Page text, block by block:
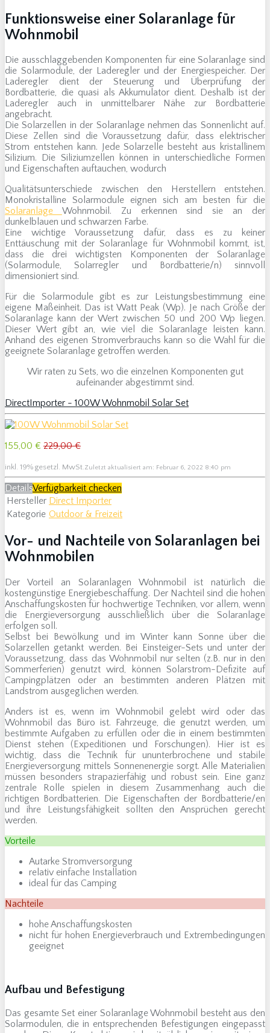
Funktionsweise einer Solaranlage für
Wohnmobil
Die ausschlaggebenden Komponenten für eine Solaranlage sind
die Solarmodule, der Laderegler und der Energiespeicher. Der
Laderegler dient der Steuerung und Überprüfung der
Bordbatterie, die quasi als Akkumulator dient. Deshalb ist der
Laderegler auch in unmittelbarer Nähe zur Bordbatterie
angebracht.
Die Solarzellen in der Solaranlage nehmen das Sonnenlicht auf.
Diese Zellen sind die Voraussetzung dafür, dass elektrischer
Strom entstehen kann. Jede Solarzelle besteht aus kristallinem
Silizium. Die Siliziumzellen können in unterschiedliche Formen
und Eigenschaften auftauchen, wodurch
Qualitätsunterschiede zwischen den Herstellern entstehen.
Monokristalline Solarmodule eignen sich am besten für die
Solaranlage Wohnmobil. Zu erkennen sind sie an der
dunkelblauen und schwarzen Farbe.
Eine wichtige Voraussetzung dafür, dass es zu keiner
Enttäuschung mit der Solaranlage für Wohnmobil kommt, ist,
dass die drei wichtigsten Komponenten der Solaranlage
(Solarmodule, Solarregler und Bordbatterie/n) sinnvoll
dimensioniert sind.
Für die Solarmodule gibt es zur Leistungsbestimmung eine
eigene Maßeinheit. Das ist Watt Peak (Wp). Je nach Größe der
Solaranlage kann der Wert zwischen 50 und 200 Wp liegen.
Dieser Wert gibt an, wie viel die Solaranlage leisten kann.
Anhand des eigenen Stromverbrauchs kann so die Wahl für die
geeignete Solaranlage getroffen werden.
Wir raten zu Sets, wo die einzelnen Komponenten gut
aufeinander abgestimmt sind.
DirectImporter - 100W Wohnmobil Solar Set
155,00 € 229,00 €
inkl. 19% gesetzl. MwSt.Zuletzt aktualisiert am: Februar 6, 2022 8:40 pm
DetailsVerfügbarkeit checken
Hersteller Direct Importer
Kategorie Outdoor & Freizeit
Vor- und Nachteile von Solaranlagen bei
Wohnmobilen
Der Vorteil an Solaranlagen Wohnmobil ist natürlich die
kostengünstige Energiebeschaffung. Der Nachteil sind die hohen
Anschaffungskosten für hochwertige Techniken, vor allem, wenn
die Energieversorgung ausschließlich über die Solaranlage
erfolgen soll.
Selbst bei Bewölkung und im Winter kann Sonne über die
Solarzellen getankt werden. Bei Einsteiger-Sets und unter der
Voraussetzung, dass das Wohnmobil nur selten (z.B. nur in den
Sommerferien) genutzt wird, können Solarstrom-Defizite auf
Campingplätzen oder an bestimmten anderen Plätzen mit
Landstrom ausgeglichen werden.
Anders ist es, wenn im Wohnmobil gelebt wird oder das
Wohnmobil das Büro ist. Fahrzeuge, die genutzt werden, um
bestimmte Aufgaben zu erfüllen oder die in einem bestimmten
Dienst stehen (Expeditionen und Forschungen). Hier ist es
wichtig, dass die Technik für ununterbrochene und stabile
Energieversorgung mittels Sonnenenergie sorgt. Alle Materialien
müssen besonders strapazierfähig und robust sein. Eine ganz
zentrale Rolle spielen in diesem Zusammenhang auch die
richtigen Bordbatterien. Die Eigenschaften der Bordbatterie/en
und ihre Leistungsfähigkeit sollten den Ansprüchen gerecht
werden.
Vorteile
Autarke Stromversorgung
relativ einfache Installation
ideal für das Camping
Nachteile
hohe Anschaffungskosten
nicht für hohen Energieverbrauch und Extrembedingungen
geeignet
Aufbau und Befestigung
Das gesamte Set einer Solaranlage Wohnmobil besteht aus den
Solarmodulen, die in entsprechenden Befestigungen eingepasst